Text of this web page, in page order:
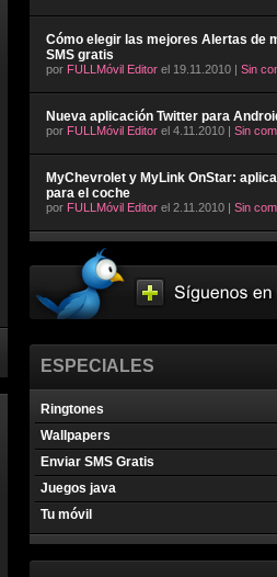
Cómo elegir las mejores Alertas de
SMS gratis
por FULLMóvil Editor el 19.11.2010 | Sin
Nueva aplicación Twitter para
por FULLMóvil Editor el 4.11.2010 | Sin
MyChevrolet y MyLink OnStar:
para el coche
por FULLMóvil Editor el 2.11.2010 | Sin
ESPECIALES
Ringtones
Wallpapers
Enviar SMS Gratis
Juegos java
Tu móvil